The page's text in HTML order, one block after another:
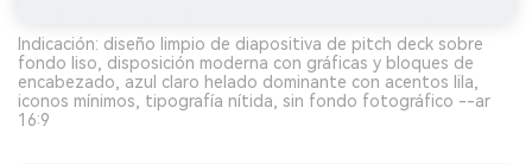
Indicación: diseño limpio de diapositiva de pitch deck sobre
fondo liso, disposición moderna con gráficas y bloques de
encabezado, azul claro helado dominante con acentos lila,
iconos mínimos, tipografía nítida, sin fondo fotográfico --ar
16:9